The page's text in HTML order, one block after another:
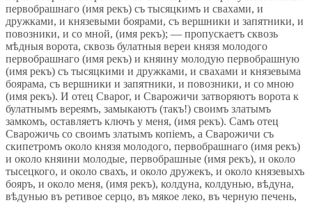
первобрашнаго (имя рекъ) съ тысяцкимъ и свахами, и
дружками, и князевыми боярами, съ вершники и запятники, и
повозники, и со мной, (имя рекъ); — пропускаетъ сквозь
мѣдныя ворота, сквозь булатныя вереи князя молодого
первобрашнаго (имя рекъ) и княину молодую первобрашную
(имя рекъ) съ тысяцкими и дружками, и свахами и князевыма
боярама, съ вершники и запятники, и повозники, и со мною
(имя рекъ). И отец Сварог, и Сварожичи затворяютъ ворота к
булатнымъ вереямъ, замыкаютъ (такъ!) своимъ златымъ
замкомъ, оставляетъ ключъ у меня, (имя рекъ). Самъ отец
Сварожичь со своимъ златымъ копіемъ, а Сварожичи съ
скипетромъ около князя молодого, первобрашнаго (имя рекъ)
и около княини молодые, первобрашные (имя рекъ), и около
тысецкого, и около свахъ, и около дружекъ, и около князевыхъ
бояръ, и около меня, (имя рекъ), колдуна, колдунью, вѣдуна,
вѣдунью въ ретивое серцо, въ мякое леко, въ черную печень,